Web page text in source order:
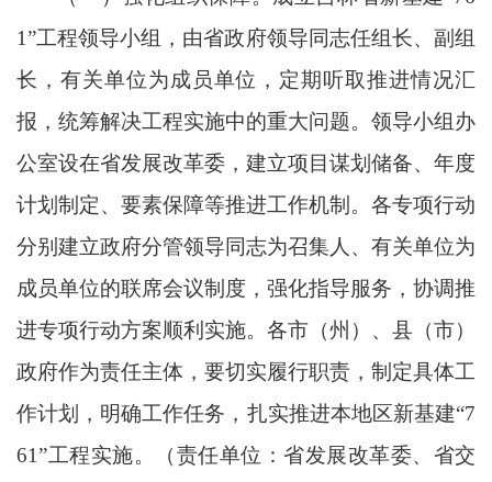
1”工程领导小组，由省政府领导同志任组长、副组
长，有关单位为成员单位，定期听取推进情况汇
报，统筹解决工程实施中的重大问题。领导小组办
公室设在省发展改革委，建立项目谋划储备、年度
计划制定、要素保障等推进工作机制。各专项行动
分别建立政府分管领导同志为召集人、有关单位为
成员单位的联席会议制度，强化指导服务，协调推
进专项行动方案顺利实施。各市（州）、县（市）
政府作为责任主体，要切实履行职责，制定具体工
作计划，明确工作任务，扎实推进本地区新基建“7
61”工程实施。（责任单位：省发展改革委、省交